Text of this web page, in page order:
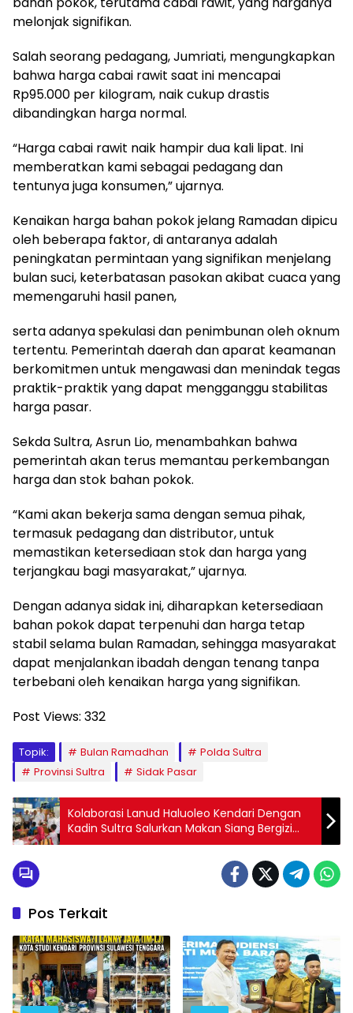
melonjak signifikan.
Salah seorang pedagang, Jumriati, mengungkapkan
bahwa harga cabai rawit saat ini mencapai
Rp95.000 per kilogram, naik cukup drastis
dibandingkan harga normal.
“Harga cabai rawit naik hampir dua kali lipat. Ini
memberatkan kami sebagai pedagang dan
tentunya juga konsumen,” ujarnya.
Kenaikan harga bahan pokok jelang Ramadan dipicu
oleh beberapa faktor, di antaranya adalah
peningkatan permintaan yang signifikan menjelang
bulan suci, keterbatasan pasokan akibat cuaca yang
memengaruhi hasil panen,
serta adanya spekulasi dan penimbunan oleh oknum
tertentu. Pemerintah daerah dan aparat keamanan
berkomitmen untuk mengawasi dan menindak tegas
praktik-praktik yang dapat mengganggu stabilitas
harga pasar.
Sekda Sultra, Asrun Lio, menambahkan bahwa
pemerintah akan terus memantau perkembangan
harga dan stok bahan pokok.
“Kami akan bekerja sama dengan semua pihak,
termasuk pedagang dan distributor, untuk
memastikan ketersediaan stok dan harga yang
terjangkau bagi masyarakat,” ujarnya.
Dengan adanya sidak ini, diharapkan ketersediaan
bahan pokok dapat terpenuhi dan harga tetap
stabil selama bulan Ramadan, sehingga masyarakat
dapat menjalankan ibadah dengan tenang tanpa
terbebani oleh kenaikan harga yang signifikan.
Post Views: 332
Topik: Bulan Ramadhan
Polda Sultra
Provinsi Sultra
Sidak Pasar
Kolaborasi Lanud Haluoleo Kendari Dengan
Kadin Sultra Salurkan Makan Siang Bergizi
Gratis
Pos Terkait